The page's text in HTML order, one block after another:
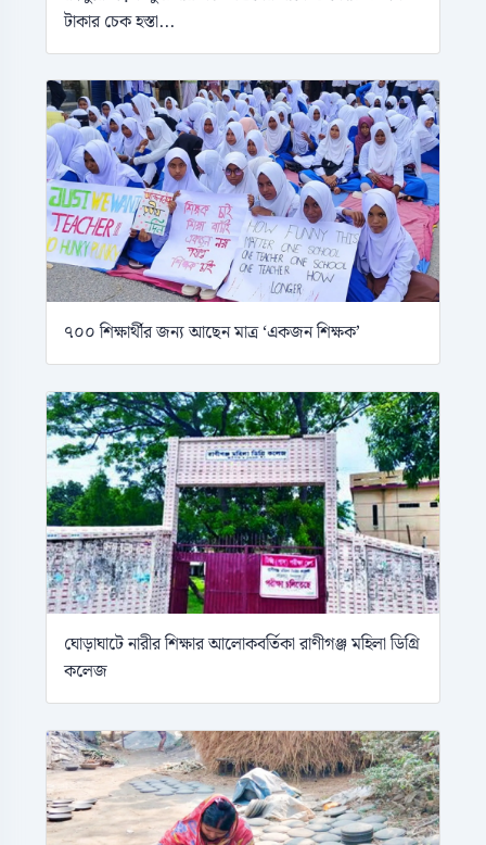
টাকার চেক হস্তা...
৭০০ শিক্ষার্থীর জন্য আছেন মাত্র ‘একজন শিক্ষক’
ঘোড়াঘাটে নারীর শিক্ষার আলোকবর্তিকা রাণীগঞ্জ মহিলা ডিগ্রি
কলেজ